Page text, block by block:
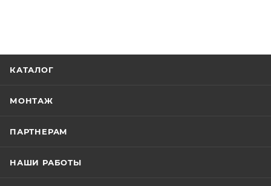
КАТАЛОГ
МОНТАЖ
ПАРТНЕРАМ
НАШИ РАБОТЫ